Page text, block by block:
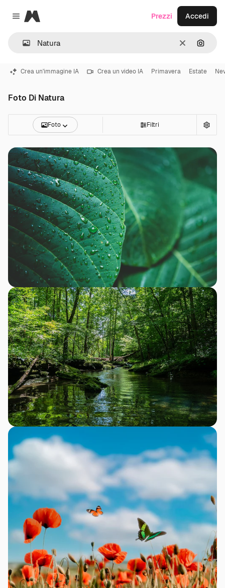
Close menu
Magnific
CancellaCerca
Prezzi Accedi
Crea un'immagine IA Crea un video IA Primavera Estate
Foto Di Natura
Foto Filtri